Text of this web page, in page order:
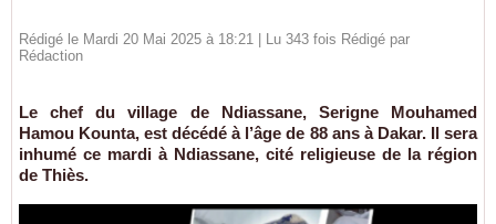
Rédigé le Mardi 20 Mai 2025 à 18:21 | Lu 343 fois Rédigé par
Rédaction
Le chef du village de Ndiassane, Serigne Mouhamed
Hamou Kounta, est décédé à l’âge de 88 ans à Dakar. Il sera
inhumé ce mardi à Ndiassane, cité religieuse de la région
de Thiès.